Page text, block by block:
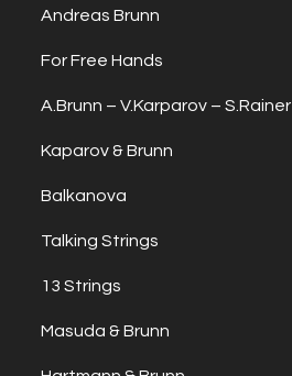
Andreas Brunn
For Free Hands
A.Brunn – V.Karparov – S.Rainer
Kaparov & Brunn
Balkanova
Talking Strings
13 Strings
Masuda & Brunn